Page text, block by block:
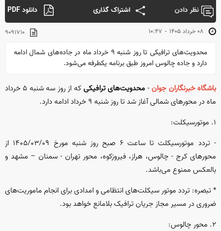
نظر دادن اشتراک گذاری دانلود PDF
۱۰:۴۷ - ۰۸ خرداد ۱۴۰۵ ۹۰۹۱۷۱۰
محدویت‌های ترافیکی تا روز شنبه ۹ خرداد ماه در جاده‌های شمال ادامه
دارد و جاده چالوس امروز طبق برنامه یکطرفه می‌شود.
باشگاه خبرنگاران جوان- محدویت‌های ترافیکی
که از روز سه شنبه ۵ خرداد
ماه در محور‌های شمالی آغاز شد تا روز شنبه ۹ خرداد ادامه دارد.
۱. موتورسیکلت:
- تردد موتورسیکلت تا ساعت ۶ صبح روز شنبه مورخ ۱۴۰۵/۰۳/۰۹ از
محور‌های کرج - چالوس، هراز، فیروزکوه، محور تهران - سمنان – مشهد و
بالعکس ممنوع می‌باشد.
* تبصره: تردد موتور سیکلت‌های انتظامی و امدادی برای انجام ماموریت‌های
ضروری در مسیر مجاز جریان ترافیک بلامانع خواهد بود.
۲. محور چالوس: